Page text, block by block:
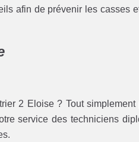
afin de prévenir les casses
2 Eloise ? Tout
service des techniciens